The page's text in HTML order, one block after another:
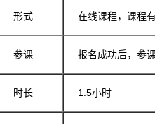
形式 在线课程，课程
参课 报名成功后，参
时长 1.5小时